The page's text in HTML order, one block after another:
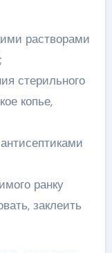
растворами
стерильного
копье,
ранку
заклеить